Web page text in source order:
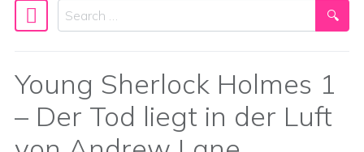
Main Navigation
Search
Young Sherlock Holmes 1
– Der Tod liegt in der Luft